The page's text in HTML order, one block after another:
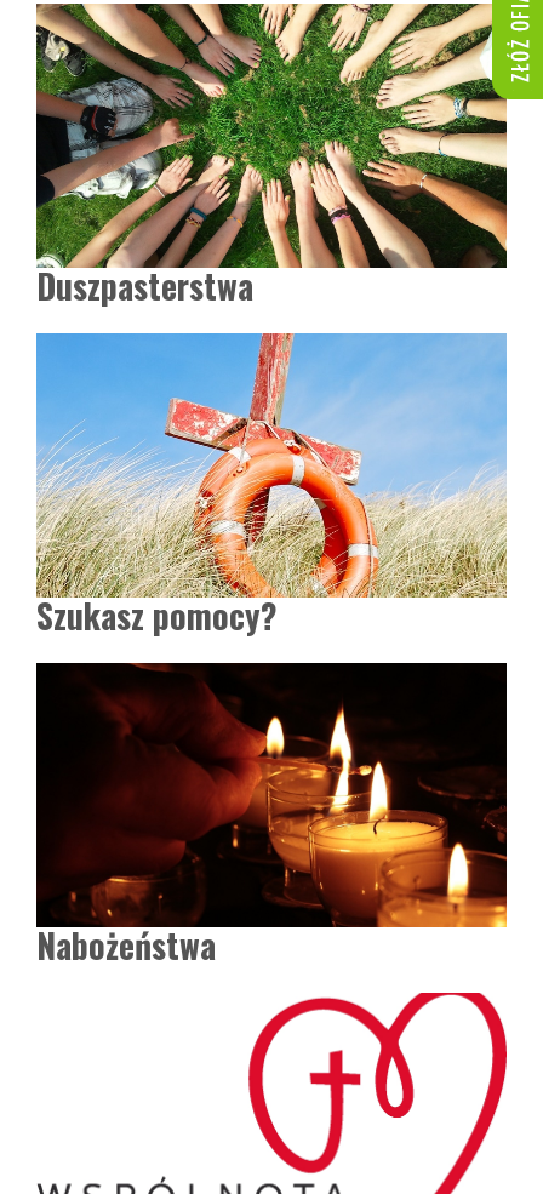
Duszpasterstwa
Szukasz pomocy?
Nabożeństwa